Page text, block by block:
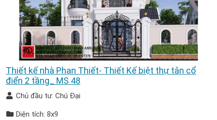
Thiết kế nhà Phan Thiết- Thiết Kế biệt thự tân cổ
điển 2 tầng_ MS 48
Chủ đầu tư: Chú Đại
Diện tích: 8x9